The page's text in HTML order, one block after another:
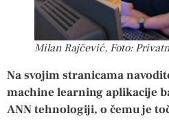
Milan Rajčević, Foto:
Na svojim stranicama
machine learning aplikacije
ANN tehnologiji, o čemu je